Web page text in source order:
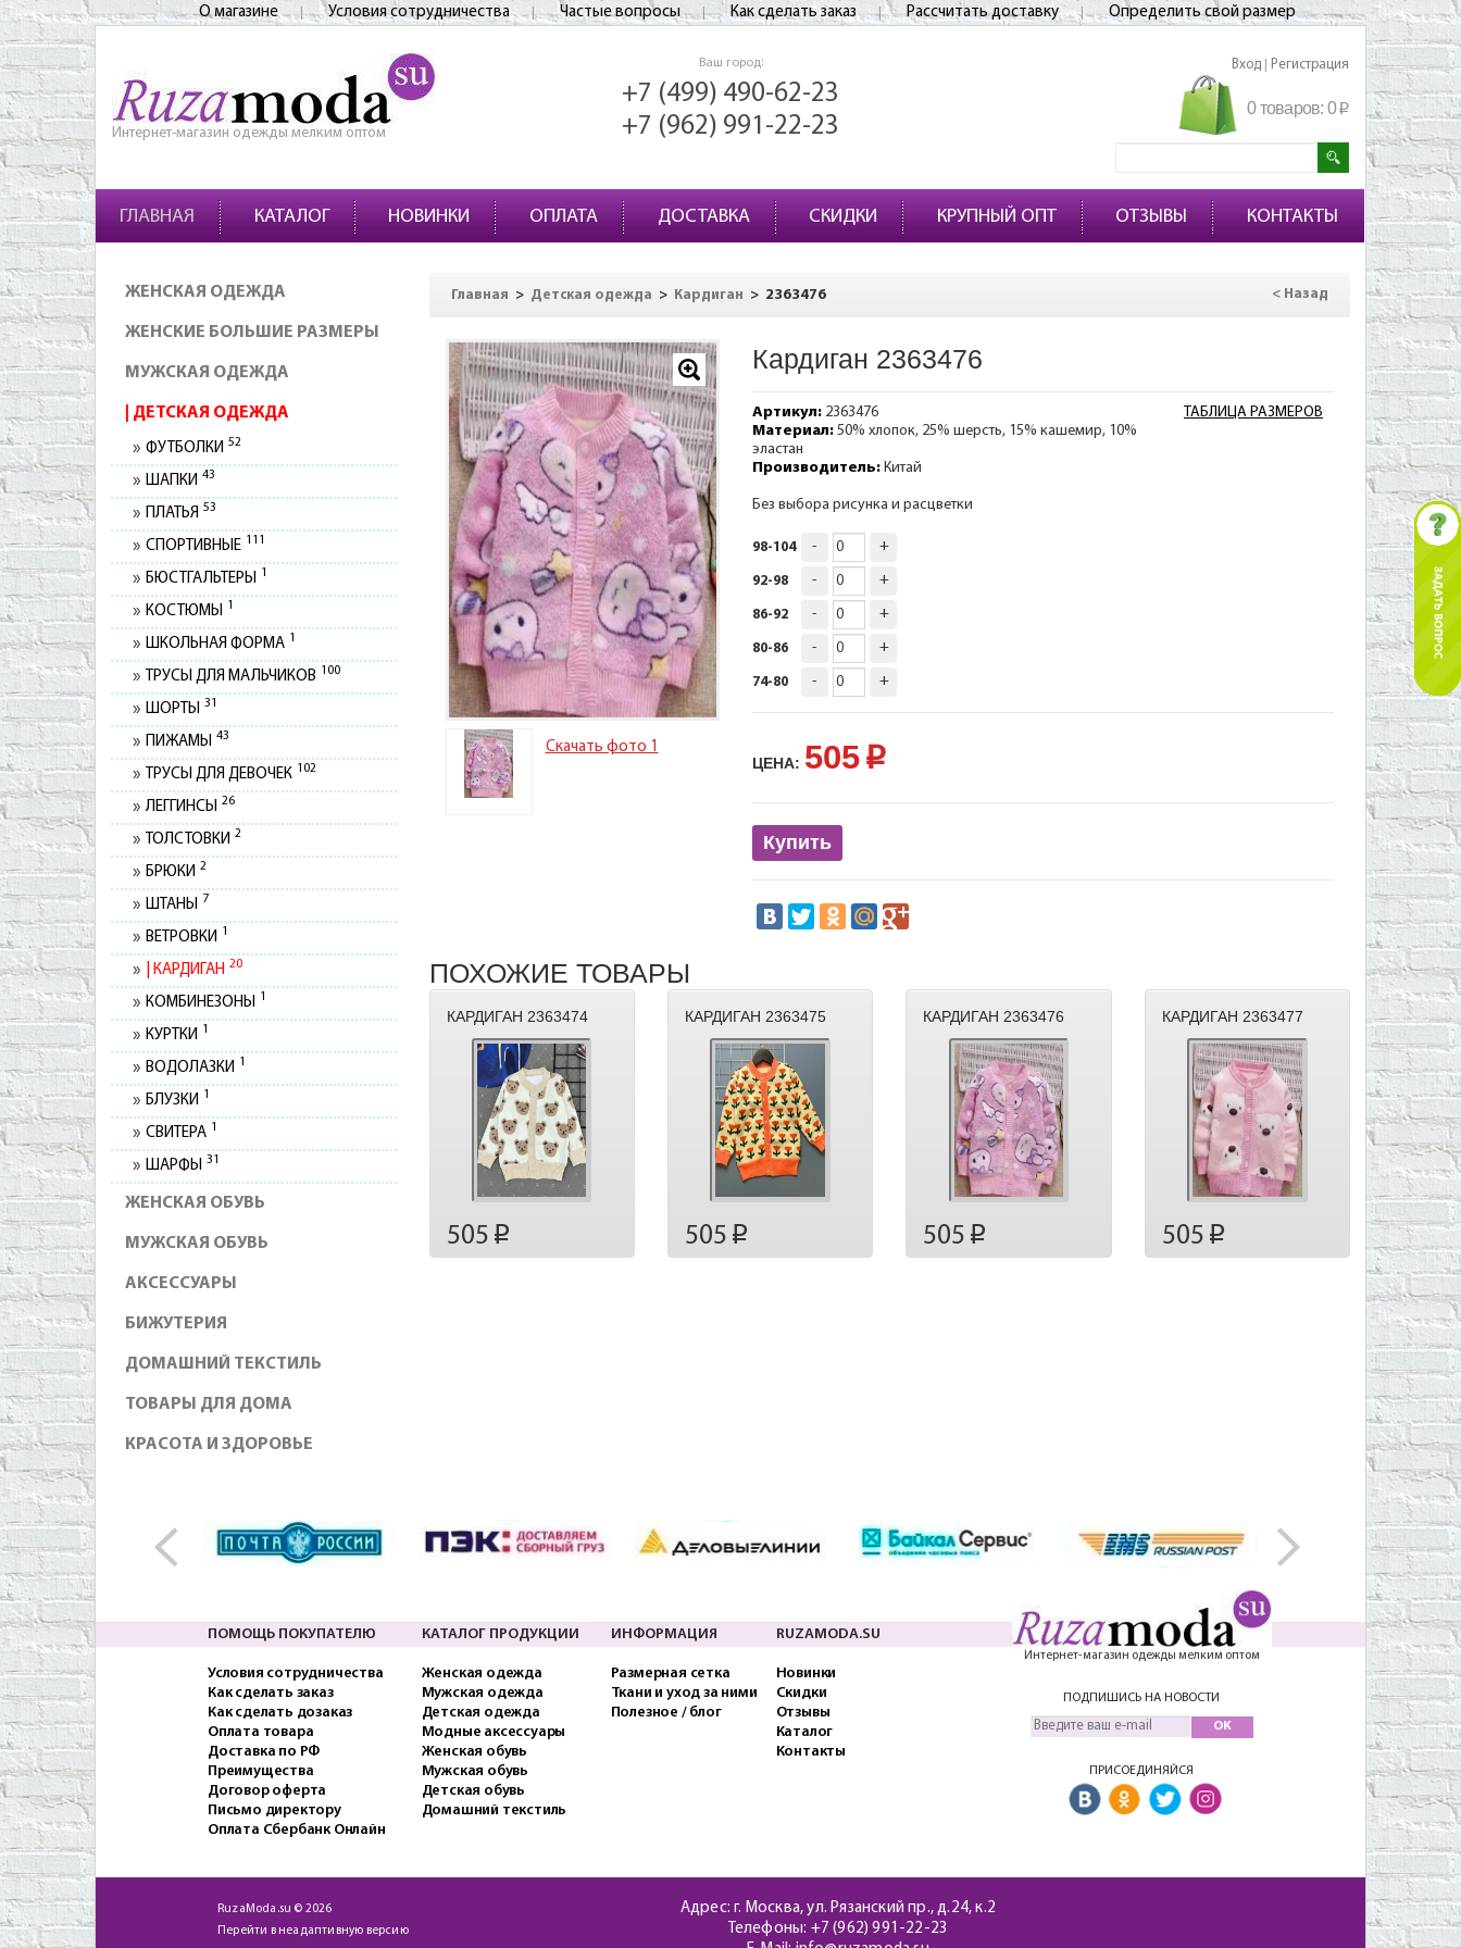
О магазине Условия сотрудничества Частые вопросы Как сделать заказ Рассчитать доставку Определить свой размер
Интернет-магазин одежды мелким оптом
Ваш город:
+7 (499) 490-62-23
+7 (962) 991-22-23
Вход Регистрация
0 товаров: 0p
ГЛАВНАЯ КАТАЛОГ НОВИНКИ ОПЛАТА ДОСТАВКА СКИДКИ КРУПНЫЙ ОПТ ОТЗЫВЫ КОНТАКТЫ
ЖЕНСКАЯ ОДЕЖДА
ЖЕНСКИЕ БОЛЬШИЕ РАЗМЕРЫ
МУЖСКАЯ ОДЕЖДА
ДЕТСКАЯ ОДЕЖДА
ФУТБОЛКИ 52
ШАПКИ 43
ПЛАТЬЯ 53
СПОРТИВНЫЕ 111
БЮСТГАЛЬТЕРЫ 1
КОСТЮМЫ 1
ШКОЛЬНАЯ ФОРМА 1
ТРУСЫ ДЛЯ МАЛЬЧИКОВ 100
ШОРТЫ 31
ПИЖАМЫ 43
ТРУСЫ ДЛЯ ДЕВОЧЕК 102
ЛЕГГИНСЫ 26
ТОЛСТОВКИ 2
БРЮКИ 2
ШТАНЫ 7
ВЕТРОВКИ 1
КАРДИГАН 20
КОМБИНЕЗОНЫ 1
КУРТКИ 1
ВОДОЛАЗКИ 1
БЛУЗКИ 1
СВИТЕРА 1
ШАРФЫ 31
ЖЕНСКАЯ ОБУВЬ
МУЖСКАЯ ОБУВЬ
АКСЕССУАРЫ
БИЖУТЕРИЯ
ДОМАШНИЙ ТЕКСТИЛЬ
ТОВАРЫ ДЛЯ ДОМА
КРАСОТА И ЗДОРОВЬЕ
Главная > Детская одежда > Кардиган > 2363476 < Назад
Скачать фото 1
Кардиган 2363476
ТАБЛИЦА РАЗМЕРОВ
Артикул:2363476
Материал:50% хлопок, 25% шерсть, 15% кашемир, 10%
эластан
Производитель:Китай
Без выбора рисунка и расцветки
98-104 - +
92-98 - +
86-92 - +
80-86 - +
74-80 - +
ЦЕНА: 505p
Купить
ПОХОЖИЕ ТОВАРЫ
КАРДИГАН 2363474
505 p
КАРДИГАН 2363475
505 p
КАРДИГАН 2363476
505 p
КАРДИГАН 2363477
505 p
ПОМОЩЬ ПОКУПАТЕЛЮ
Условия сотрудничества
Как сделать заказ
Как сделать дозаказ
Оплата товара
Доставка по РФ
Преимущества
Договор оферта
Письмо директору
Оплата Сбербанк Онлайн
КАТАЛОГ ПРОДУКЦИИ
Женская одежда
Мужская одежда
Детская одежда
Модные аксессуары
Женская обувь
Мужская обувь
Детская обувь
Домашний текстиль
ИНФОРМАЦИЯ
Размерная сетка
Ткани и уход за ними
Полезное / блог
RUZAMODA.SU
Новинки
Скидки
Отзывы
Каталог
Контакты
Интернет-магазин одежды мелким оптом
ПОДПИШИСЬ НА НОВОСТИ
OK
ПРИСОЕДИНЯЙСЯ
RuzaModa.su © 2026
Перейти в неадаптивную версию
Адрес: г. Москва, ул. Рязанский пр., д.24, к.2
Телефоны: +7 (962) 991-22-23